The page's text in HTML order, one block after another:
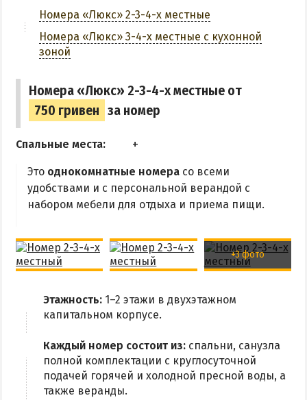
ПИТАНИЕ
РАЗВЛЕЧЕНИЯ
Дельфинарий
Зоопарк
Виндсерфинг
Рыбалка
ДОСТОПРИМЕЧАТЕЛЬНОСТИ
Памятники и скульптуры
Приморская площадь
ЭКСКУРСИИ И МАРШРУТЫ
Острова Дзендзик
Приазовский природный парк
Трансфер
Стирка белья
ЗАБРОНИРОВАТЬ
Номера «Люкс» 2-3-4-х местные
Номера «Люкс» 3-4-х местные с кухонной
зоной
Номера «Люкс» 2-3-4-х местные от
750 гривен за номер
Спальные места:
Это однокомнатные номера со всеми
удобствами и с персональной верандой с
набором мебели для отдыха и приема пищи.
+3 фото
Этажность: 1–2 этажи в двухэтажном
капитальном корпусе.
Каждый номер состоит из: спальни, санузла
полной комплектации с круглосуточной
подачей горячей и холодной пресной воды, а
также веранды.